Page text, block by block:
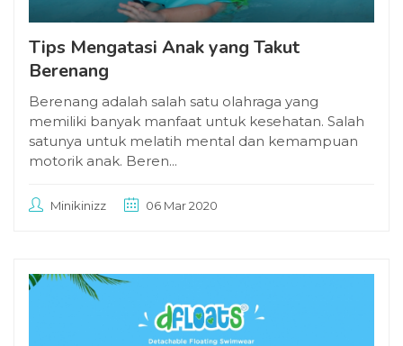
Tips Mengatasi Anak yang Takut
Berenang
Berenang adalah salah satu olahraga yang
memiliki banyak manfaat untuk kesehatan. Salah
satunya untuk melatih mental dan kemampuan
motorik anak. Beren...
Minikinizz 06 Mar 2020